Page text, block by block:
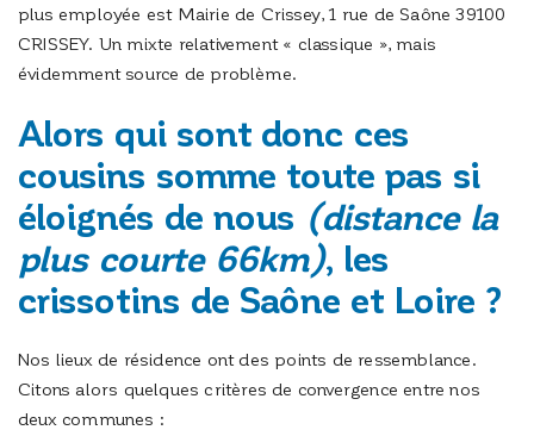
plus employée est Mairie de Crissey, 1 rue de Saône 39100
CRISSEY. Un mixte relativement « classique », mais
évidemment source de problème.
Alors qui sont donc ces
cousins somme toute pas si
éloignés de nous (distance la
plus courte 66km), les
crissotins de Saône et Loire ?
Nos lieux de résidence ont des points de ressemblance.
Citons alors quelques critères de convergence entre nos
deux communes :